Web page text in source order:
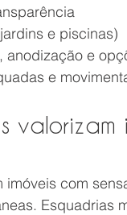
e piscinas)
e
e
valorizam
com
Esquadrias